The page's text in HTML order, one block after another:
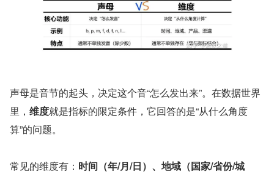
声母是音节的起头，决定这个音“怎么发出来”。在数据世界
里， 维度就是指标的限定条件，它回答的是“从什么角度
算”的问题。
常见的维度有： 时间（年/月/日）、地域（国家/省份/城